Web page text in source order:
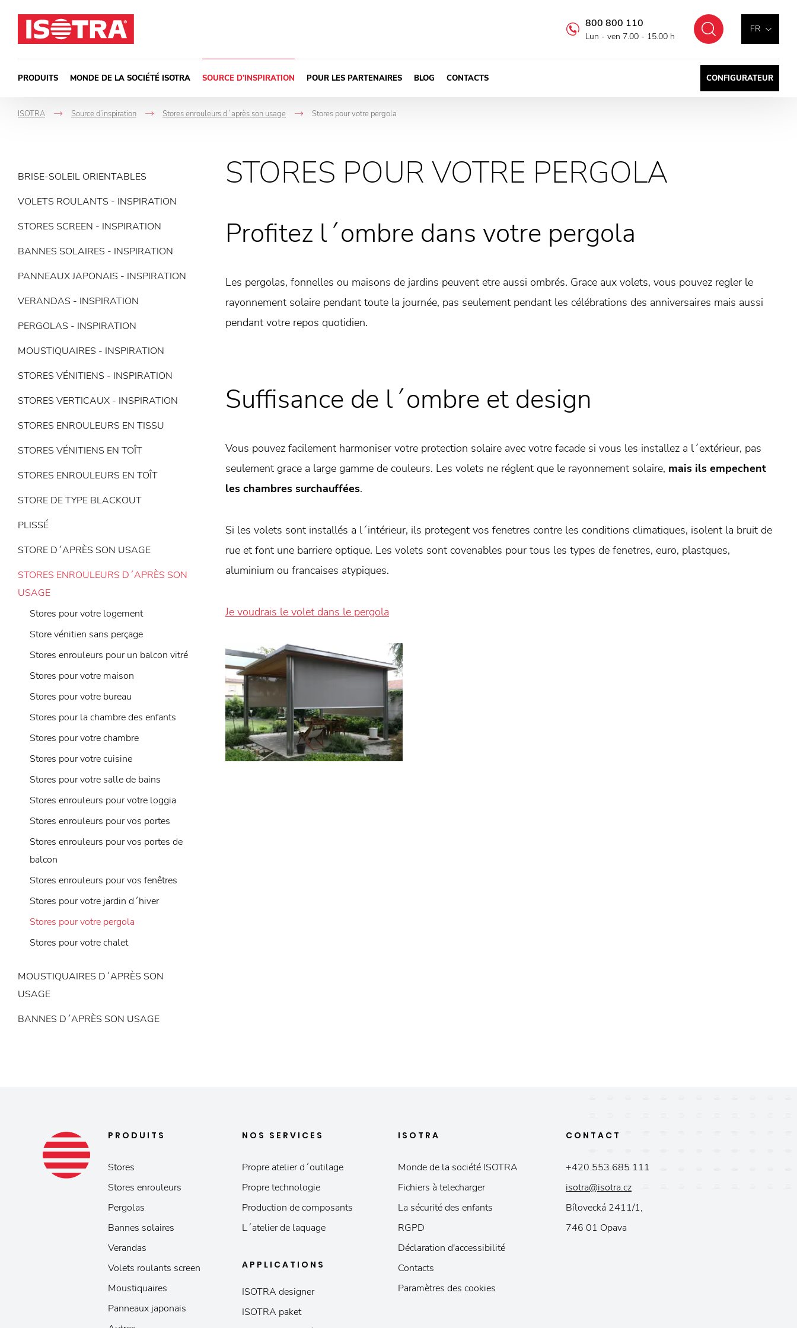
FR
Chercher
800 800 110
Lun - ven 7.00 - 15.00 h
PRODUITS MONDE DE LA SOCIÉTÉ ISOTRA SOURCE D’INSPIRATION POUR LES PARTENAIRES BLOG CONTACTS CONFIGURATEUR
ISOTRA
->
Source d’inspiration
->
Stores enrouleurs d´après son usage Stores pour votre pergola
BRISE-SOLEIL ORIENTABLES
VOLETS ROULANTS - INSPIRATION
STORES SCREEN - INSPIRATION
BANNES SOLAIRES - INSPIRATION
PANNEAUX JAPONAIS - INSPIRATION
VERANDAS - INSPIRATION
PERGOLAS - INSPIRATION
MOUSTIQUAIRES - INSPIRATION
STORES VÉNITIENS - INSPIRATION
STORES VERTICAUX - INSPIRATION
STORES ENROULEURS EN TISSU
STORES VÉNITIENS EN TOÎT
STORES ENROULEURS EN TOÎT
STORE DE TYPE BLACKOUT
PLISSÉ
STORE D´APRÈS SON USAGE
STORES ENROULEURS D´APRÈS SON
USAGE
Stores pour votre logement
Store vénitien sans perçage
Stores enrouleurs pour un balcon vitré
Stores pour votre maison
Stores pour votre bureau
Stores pour la chambre des enfants
Stores pour votre chambre
Stores pour votre cuisine
Stores pour votre salle de bains
Stores enrouleurs pour votre loggia
Stores enrouleurs pour vos portes
Stores enrouleurs pour vos portes de
balcon
Stores enrouleurs pour vos fenêtres
Stores pour votre jardin d´hiver
Stores pour votre pergola
Stores pour votre chalet
MOUSTIQUAIRES D´APRÈS SON
USAGE
BANNES D´APRÈS SON USAGE
STORES POUR VOTRE PERGOLA
Profitez l´ombre dans votre pergola
Les pergolas, fonnelles ou maisons de jardins peuvent etre aussi ombrés. Grace aux volets, vous pouvez regler le
rayonnement solaire pendant toute la journée, pas seulement pendant les célébrations des anniversaires mais aussi
pendant votre repos quotidien.
Suffisance de l´ombre et design
Vous pouvez facilement harmoniser votre protection solaire avec votre facade si vous les installez a l´extérieur, pas
seulement grace a large gamme de couleurs. Les volets ne réglent que le rayonnement solaire, mais ils empechent
les chambres surchauffées.
Si les volets sont installés a l´intérieur, ils protegent vos fenetres contre les conditions climatiques, isolent la bruit de
rue et font une barriere optique. Les volets sont covenables pour tous les types de fenetres, euro, plastques,
aluminium ou francaises atypiques.
Je voudrais le volet dans le pergola
PRODUITS
Stores
Stores enrouleurs
Pergolas
Bannes solaires
Verandas
Volets roulants screen
Moustiquaires
Panneaux japonais
NOS SERVICES
Propre atelier d´outilage
Propre technologie
Production de composants
L´atelier de laquage
APPLICATIONS
ISOTRA designer
ISOTRA paket
ISOTRA
Monde de la société ISOTRA
Fichiers à telecharger
La sécurité des enfants
RGPD
Déclaration d'accessibilité
Contacts
Paramètres des cookies
CONTACT
+420 553 685 111
isotra@isotra.cz
Bílovecká 2411/1,
746 01 Opava